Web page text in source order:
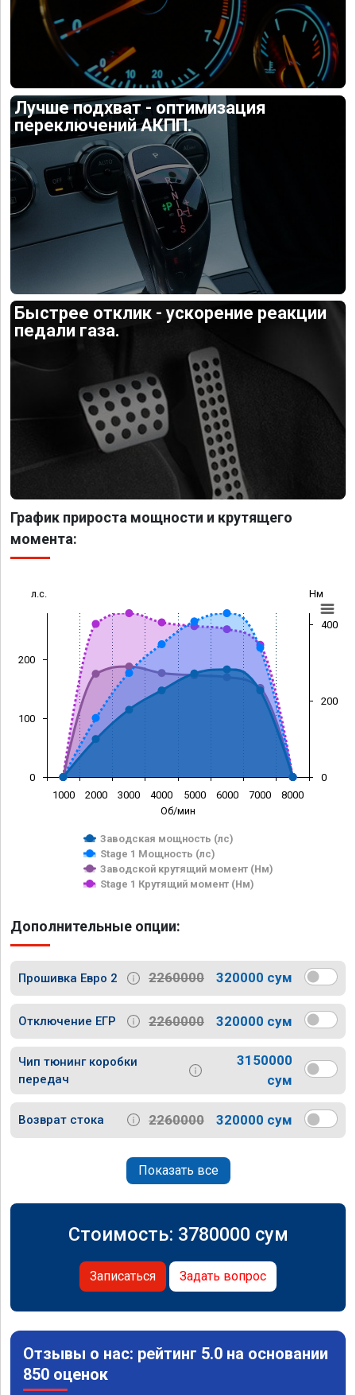
Лучше подхват - оптимизация
переключений АКПП.
Быстрее отклик - ускорение реакции
педали газа.
График прироста мощности и крутящего
момента:
Об/мин
л.с. Нм
Заводская мощность (лс)
Stage 1 Мощность (лс)
Заводской крутящий момент (Нм)
Stage 1 Крутящий момент (Нм)
1000 2000 3000 4000 5000 6000 7000 8000
0
100
200
0
200
400
Дополнительные опции:
Прошивка Евро 2 2260000 320000 сум
Отключение ЕГР 2260000 320000 сум
Чип тюнинг коробки
передач
3150000
сум
Возврат стока 2260000 320000 сум
Показать все
Стоимость: 3780000 сум
Записаться Задать вопрос
Отзывы о нас: рейтинг 5.0 на основании
850 оценок